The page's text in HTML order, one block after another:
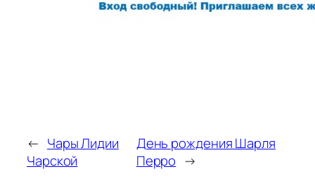
← Чары Лидии
Чарской
День рождения Шарля
Перро →